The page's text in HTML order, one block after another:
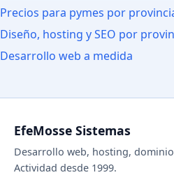
Precios para pymes por
Diseño, hosting y SEO por
Desarrollo web a medida
EfeMosse Sistemas
Desarrollo web, hosting,
Actividad desde 1999.